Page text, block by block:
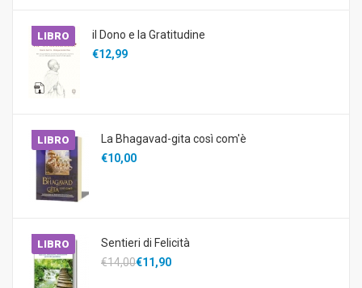
LIBRO
il Dono e la Gratitudine
€12,99
LIBRO
La Bhagavad-gita così com'è
€10,00
LIBRO
Sentieri di Felicità
€14,00€11,90